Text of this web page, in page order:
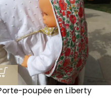
poupée en Liberty